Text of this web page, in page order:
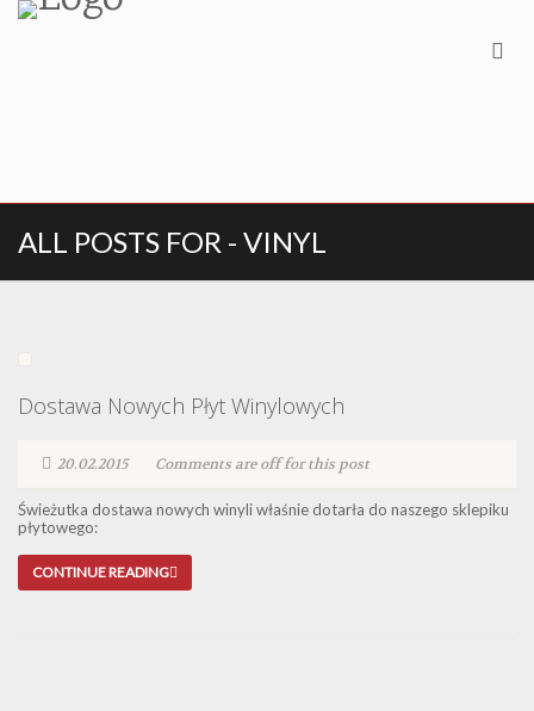
ALL POSTS FOR - VINYL
Dostawa Nowych Płyt Winylowych
20.02.2015 Comments are off for this post
Świeżutka dostawa nowych winyli właśnie dotarła do naszego sklepiku
płytowego:
CONTINUE READING